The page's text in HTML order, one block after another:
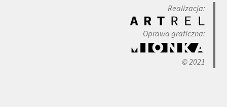
Realizacja:
Oprawa graficzna:
© 2021